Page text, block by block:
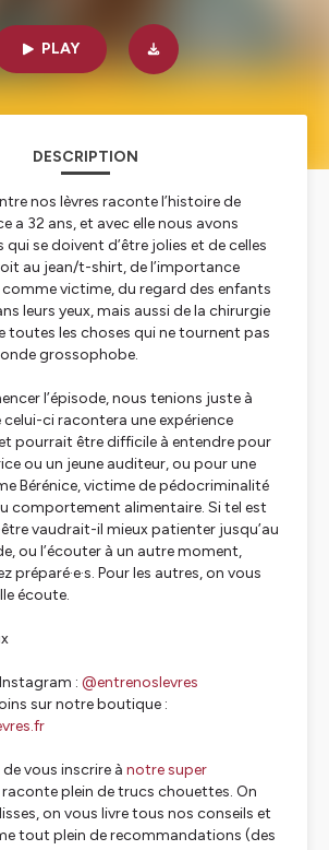
PLAY
DESCRIPTION
nos lèvres raconte l’histoire de
a 32 ans, et avec elle nous avons
se doivent d’être jolies et de celles
au jean/t-shirt, de l’importance
comme victime, du regard des enfants
leurs yeux, mais aussi de la chirurgie
toutes les choses qui ne tournent pas
grossophobe.
l’épisode, nous tenions juste à
ci racontera une expérience
pourrait être difficile à entendre pour
ou un jeune auditeur, ou pour une
Bérénice, victime de pédocriminalité
comportement alimentaire. Si tel est
vaudrait-il mieux patienter jusqu’au
ou l’écouter à un autre moment,
préparé·e·s. Pour les autres, on vous
écoute.
: @entrenoslevres
sur notre boutique :
vous inscrire à notre super
raconte plein de trucs chouettes. On
on vous livre tous nos conseils et
tout plein de recommandations (des